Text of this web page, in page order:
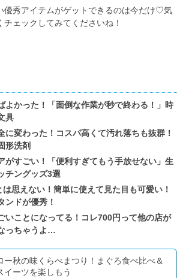
優秀アイテムがゲットできるのは今だけ♡気
ェックしてみてくださいね！
よかった！「面倒な作業が秒で終わる！」時
具
に変わった！コスパ高くて汚れ落ちも抜群！
形洗剤
がすごい！「便利すぎてもう手放せない」生
チングッズ3選
思えない！簡単に使えて見た目も可愛い！
ンドが優秀！
いことになってる！コレ700円って他の店が
っちゃうよ…
ー秋の味くらべまつり！まぐろ食べ比べ＆
イーツを楽しもう